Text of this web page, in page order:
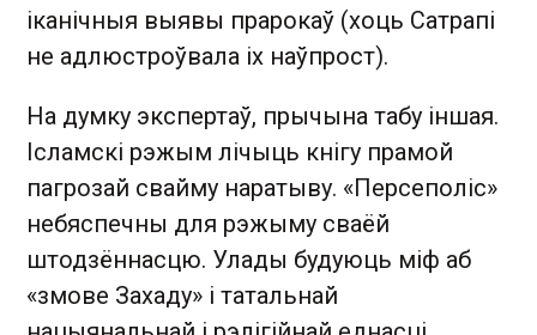
іканічныя выявы прарокаў (хоць Сатрапі
не адлюстроўвала іх наўпрост).
На думку экспертаў, прычына табу іншая.
Ісламскі рэжым лічыць кнігу прамой
пагрозай свайму наратыву. «Персеполіс»
небяспечны для рэжыму сваёй
штодзённасцю. Улады будуюць міф аб
«змове Захаду» і татальнай